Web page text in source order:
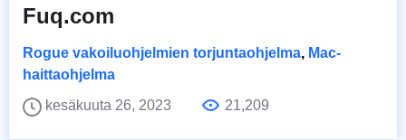
Fuq.com
Rogue vakoiluohjelmien torjuntaohjelma, Mac-
haittaohjelma
kesäkuuta 26, 2023
21,209